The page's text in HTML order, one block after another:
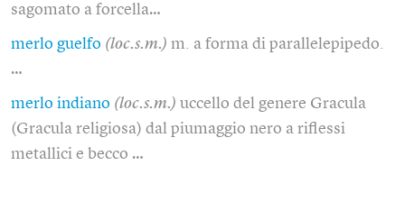
sagomato a forcella…
merlo guelfo (loc.s.m.) m. a forma di parallelepipedo.
…
merlo indiano (loc.s.m.) uccello del genere Gracula
(Gracula religiosa) dal piumaggio nero a riflessi
metallici e becco …